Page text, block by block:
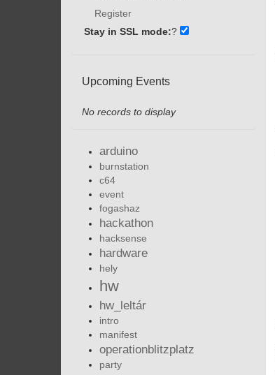
Register
Stay in SSL mode:?
Upcoming Events
No records to display
arduino
burnstation
c64
event
fogashaz
hackathon
hacksense
hardware
hely
hw
hw_leltár
intro
manifest
operationblitzplatz
party